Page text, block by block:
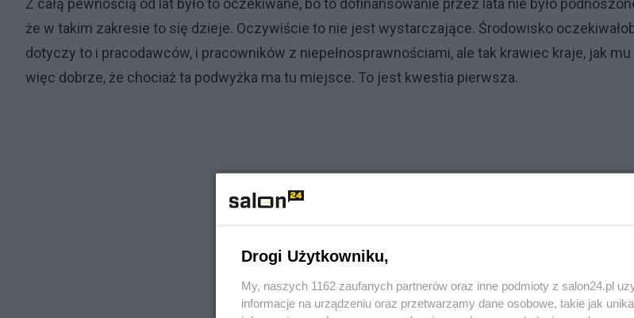
Z całą pewnością od lat było to oczekiwane, bo to dofinansowanie przez lata nie było
że w takim zakresie to się dzieje. Oczywiście to nie jest wystarczające. Środowisko
dotyczy to i pracodawców, i pracowników z niepełnosprawnościami, ale tak krawiec kraje, jak
więc dobrze, że chociaż ta podwyżka ma tu miejsce. To jest kwestia pierwsza.
Drogi Użytkowniku,
My, naszych 1162 zaufanych partnerów oraz inne podmioty z salon24.pl
informacje na urządzeniu oraz przetwarzamy dane osobowe, takie jak